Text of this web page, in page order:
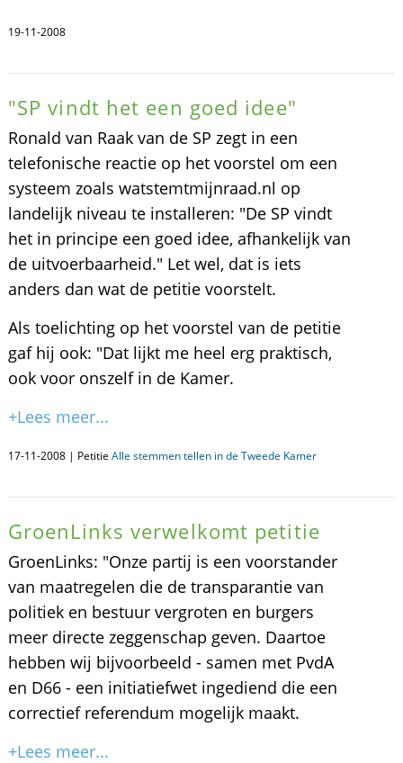
19-11-2008
"SP vindt het een goed idee"
Ronald van Raak van de SP zegt in een
telefonische reactie op het voorstel om een
systeem zoals watstemtmijnraad.nl op
landelijk niveau te installeren: "De SP vindt
het in principe een goed idee, afhankelijk van
de uitvoerbaarheid." Let wel, dat is iets
anders dan wat de petitie voorstelt.
Als toelichting op het voorstel van de petitie
gaf hij ook: "Dat lijkt me heel erg praktisch,
ook voor onszelf in de Kamer.
+Lees meer...
17-11-2008 | Petitie Alle stemmen tellen in de Tweede Kamer
GroenLinks verwelkomt petitie
GroenLinks: "Onze partij is een voorstander
van maatregelen die de transparantie van
politiek en bestuur vergroten en burgers
meer directe zeggenschap geven. Daartoe
hebben wij bijvoorbeeld - samen met PvdA
en D66 - een initiatiefwet ingediend die een
correctief referendum mogelijk maakt.
+Lees meer...